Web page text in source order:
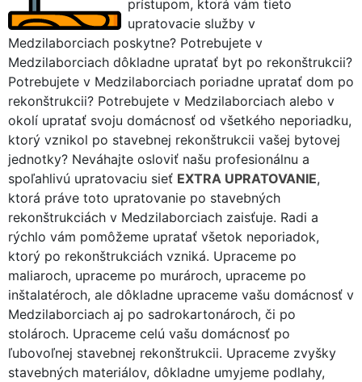
prístupom, ktorá vám tieto
upratovacie služby v
Medzilaborciach poskytne? Potrebujete v
Medzilaborciach dôkladne upratať byt po rekonštrukcii?
Potrebujete v Medzilaborciach poriadne upratať dom po
rekonštrukcii? Potrebujete v Medzilaborciach alebo v
okolí upratať svoju domácnosť od všetkého neporiadku,
ktorý vznikol po stavebnej rekonštrukcii vašej bytovej
jednotky? Neváhajte osloviť našu profesionálnu a
spoľahlivú upratovaciu sieť EXTRA UPRATOVANIE,
ktorá práve toto upratovanie po stavebných
rekonštrukciách v Medzilaborciach zaisťuje. Radi a
rýchlo vám pomôžeme upratať všetok neporiadok,
ktorý po rekonštrukciách vzniká. Upraceme po
maliaroch, upraceme po murároch, upraceme po
inštalatéroch, ale dôkladne upraceme vašu domácnosť v
Medzilaborciach aj po sadrokartonároch, či po
stolároch. Upraceme celú vašu domácnosť po
ľubovoľnej stavebnej rekonštrukcii. Upraceme zvyšky
stavebných materiálov, dôkladne umyjeme podlahy,